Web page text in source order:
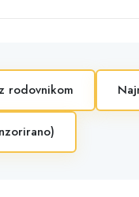
rodovnikom